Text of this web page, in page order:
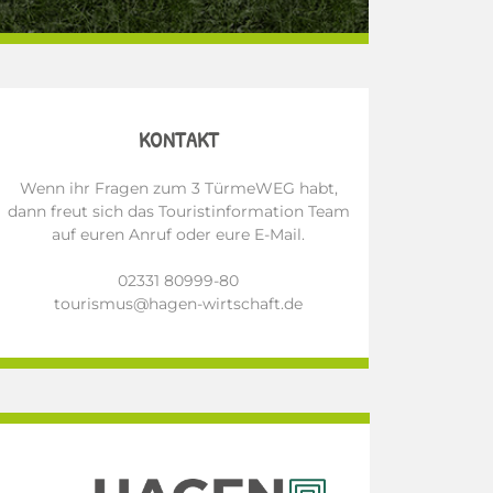
KONTAKT
Wenn ihr Fragen zum 3 TürmeWEG habt,
dann freut sich das Touristinformation Team
auf euren Anruf oder eure E-Mail.
02331 80999-80
tourismus@hagen-wirtschaft.de